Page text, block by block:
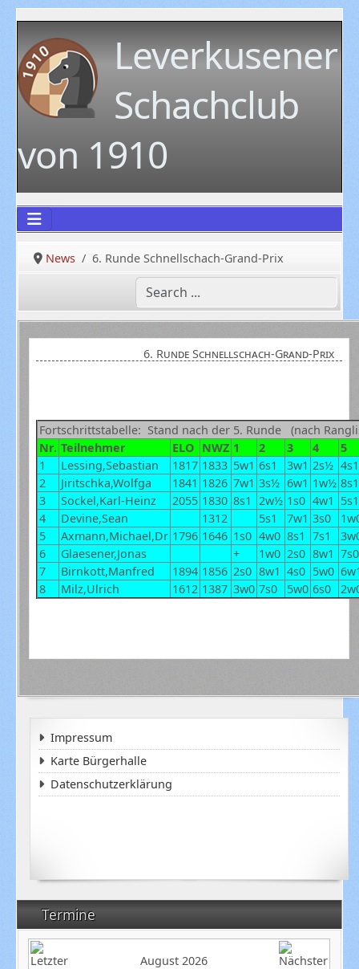
Leverkusener
Schachclub
von 1910
News 6. Runde Schnellschach-Grand-Prix
Termine
August 2026
6. Runde Schnellschach-Grand-Prix
Fortschrittstabelle: Stand nach der 5. Runde (nach
Nr. Teilnehmer ELO NWZ 1 2 3 4
5
1
Lessing,Sebastian 1817 1833 5w1 6s1 3w1 2s½ 4s1
2
Jiritschka,Wolfga 1841 1826 7w1 3s½ 6w1 1w½ 8s1
3
Sockel,Karl-Heinz 2055 1830 8s1 2w½ 1s0 4w1
5s1
4
Devine,Sean 1312 5s1 7w1 3s0
5
Axmann,Michael,Dr 1796 1646 1s0 4w0 8s1 7s1
6
Glaesener,Jonas + 1w0 2s0 8w1 7s0
7
Birnkott,Manfred 1894 1856 2s0 8w1 4s0 5w0
8
Milz,Ulrich 1612 1387 3w0 7s0 5w0 6s0
Impressum
Karte Bürgerhalle
Datenschutzerklärung